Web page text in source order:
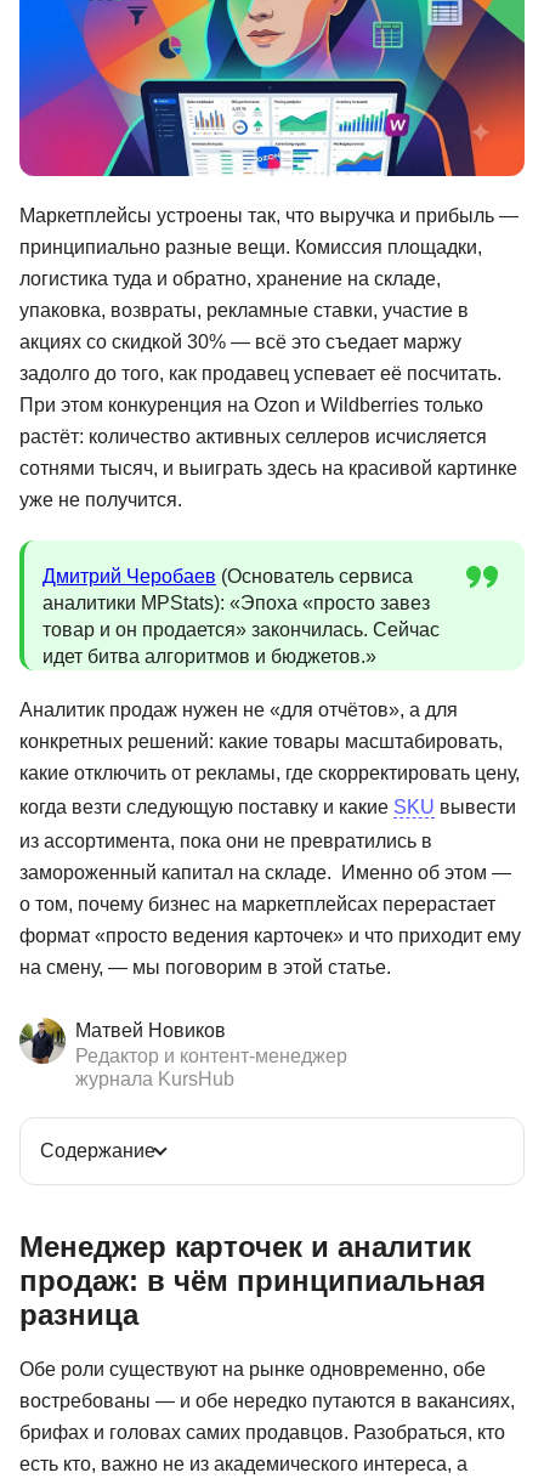
Маркетплейсы устроены так, что выручка и прибыль —
принципиально разные вещи. Комиссия площадки,
логистика туда и обратно, хранение на складе,
упаковка, возвраты, рекламные ставки, участие в
акциях со скидкой 30% — всё это съедает маржу
задолго до того, как продавец успевает её посчитать.
При этом конкуренция на Ozon и Wildberries только
растёт: количество активных селлеров исчисляется
сотнями тысяч, и выиграть здесь на красивой картинке
уже не получится.
Дмитрий Черобаев (Основатель сервиса
аналитики MPStats): «Эпоха «просто завез
товар и он продается» закончилась. Сейчас
идет битва алгоритмов и бюджетов.»
Аналитик продаж нужен не «для отчётов», а для
конкретных решений: какие товары масштабировать,
какие отключить от рекламы, где скорректировать цену,
когда везти следующую поставку и какие SKU вывести
из ассортимента, пока они не превратились в
замороженный капитал на складе. Именно об этом —
о том, почему бизнес на маркетплейсах перерастает
формат «просто ведения карточек» и что приходит ему
на смену, — мы поговорим в этой статье.
Матвей Новиков
Редактор и контент-менеджер
журнала KursHub
Содержание
Менеджер карточек и аналитик
продаж: в чём принципиальная
разница
Обе роли существуют на рынке одновременно, обе
востребованы — и обе нередко путаются в вакансиях,
брифах и головах самих продавцов. Разобраться, кто
есть кто, важно не из академического интереса, а